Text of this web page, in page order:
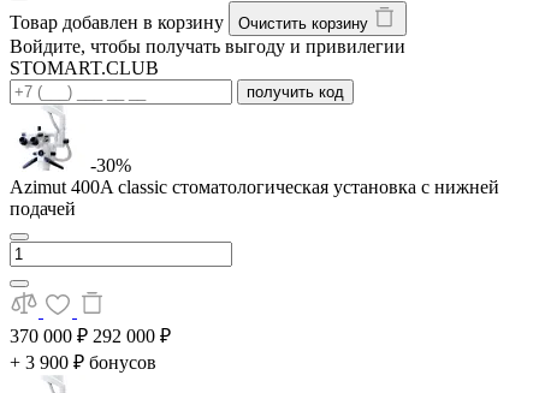
Товар добавлен в корзину Очистить корзину
Войдите, чтобы получать выгоду и привилегии
STOMART.CLUB
получить код
-30%
Azimut 400A classic стоматологическая установка с нижней
подачей
370 000 ₽ 292 000 ₽
+ 3 900 ₽ бонусов